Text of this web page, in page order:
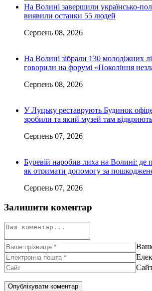
На Волині завершили українсько-
виявили останки 55 людей
Серпень 08, 2026
На Волині зібрали 130 молодіжних
говорили на форумі «Покоління
Серпень 08, 2026
У Луцьку реставрують Будинок
зробили та який музей там відкриють
Серпень 07, 2026
Буревій наробив лиха на Волині: де
як отримати допомогу за
Серпень 07, 2026
Залишити коментар